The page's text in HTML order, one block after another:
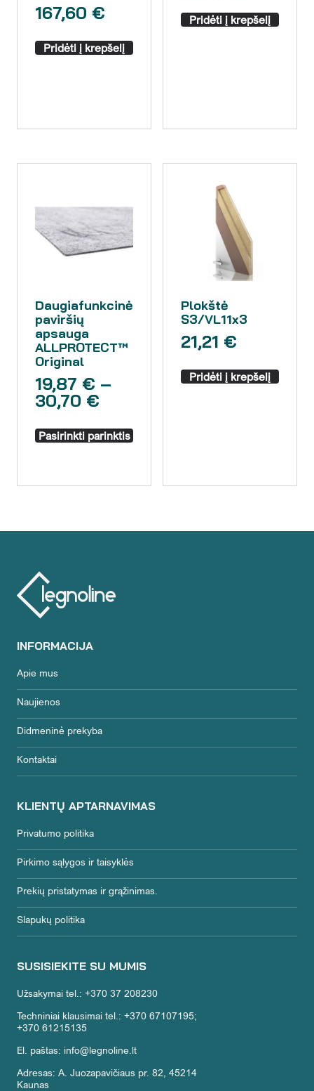
167,60 €
Pridėti į krepšelį
Pridėti į krepšelį
Daugiafunkcinė
paviršių
apsauga
ALLPROTECT™
Original
19,87 € –
30,70 €
Pasirinkti parinktis
Plokštė
S3/VL11x3
21,21 €
Pridėti į krepšelį
INFORMACIJA
Apie mus
Naujienos
Didmeninė prekyba
Kontaktai
KLIENTŲ APTARNAVIMAS
Privatumo politika
Pirkimo sąlygos ir taisyklės
Prekių pristatymas ir grąžinimas.
Slapukų politika
SUSISIEKITE SU MUMIS
Užsakymai tel.: +370 37 208230
Techniniai klausimai tel.: +370 67107195;
+370 61215135
El. paštas: info@legnoline.lt
Adresas: A. Juozapavičiaus pr. 82, 45214
Kaunas